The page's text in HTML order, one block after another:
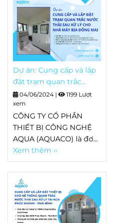
An Thạnh tỉnh Long An
Dự án: Cung cấp và lắp
đặt trạm quan trắc
nước thải sau xử lý cho
nhà máy bia Đông Mai
04/06/2024 |
1199 Lượt
xem
CÔNG TY CỔ PHẦN
THIẾT BỊ CÔNG NGHỆ
AQUA (AQUACO) là đơn
vị cung cấp và lắp đặt
hệ thống quan trắc
nước thải sau xử lý cho
nhà máy bia Đông Mai.
Xem thêm ››